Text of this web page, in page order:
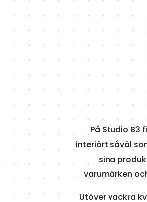
På Studio B3
interiört såväl
sina
varumärken
Utöver vackra